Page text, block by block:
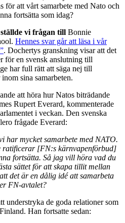
för att vårt samarbete med Nato och
fortsätta som idag?
vi frågan till Bonnie
Hennes svar går att läsa i vår
. Dochertys granskning visar att det
för en svensk anslutning till
har full rätt att säga nej till
sina samarbeten.
att höra hur Natos biträdande
Rupert Everard, kommenterade
i veckan. Den svenska
frågade Everard:
har mycket samarbete med NATO.
ratificerar [FN:s kärnvapenförbud]
fortsätta. Så jag vill höra vad du
sättet för att skapa tillit mellan
det är en dålig idé att samarbeta
FN-avtalet?
understryka de goda relationer som
Han fortsatte sedan: